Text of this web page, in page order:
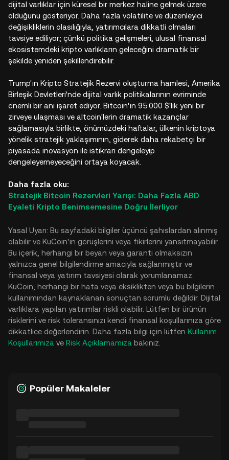
dijital varlıklar için küresel bir merkez haline gelmek üzere
olduğunu gösteriyor. Daha fazla volatilite ve düzenleyici
değişikliklerin olasılığıyla, yatırımcılara dikkatli olmaları
tavsiye ediliyor; çünkü politika gelişmeleri, ulusal finansal
ekosistemdeki kripto varlıkların geleceğini dramatik bir
şekilde yeniden şekillendirebilir.
Trump'ın Kripto Stratejik Rezervi oluşturma hamlesi, Amerika
Birleşik Devletleri'nde dijital varlık politikalarının evriminde
önemli bir anı işaret ediyor. Bitcoin'in 95.000 $'lık yeni bir
zirveye ulaşması ve altcoin'lerin dramatik kazançlar
sağlamasıyla birlikte, önümüzdeki haftalar, ülkenin kriptoya
yönelik stratejik yaklaşımının, giderek daha rekabetçi bir
piyasada inovasyon ile istikrarı dengeleyip
dengeleyemeyeceğini ortaya koyacak.
Daha fazla oku:
Stratejik Bitcoin Rezervleri Yarışı: Daha Fazla ABD
Eyaleti Kripto Benimsemesine Doğru İlerliyor
Yasal Uyarı: Bu sayfadaki bilgiler üçüncü şahıslardan alınmış
olabilir ve KuCoin'in görüşlerini veya fikirlerini yansıtmayabilir.
Bu içerik, herhangi bir beyan veya garanti olmaksızın
yalnızca genel bilgilendirme amacıyla sağlanmıştır ve
finansal veya yatırım tavsiyesi olarak yorumlanamaz.
KuCoin, herhangi bir hata veya eksiklikten veya bu bilgilerin
kullanımından kaynaklanan sonuçtan sorumlu değildir. Dijital
varlıklara yapılan yatırımlar riskli olabilir. Lütfen bir ürünün
risklerini ve risk toleransınızı kendi finansal koşullarınıza göre
dikkatlice değerlendirin. Daha fazla bilgi için lütfen Kullanım
Koşullarımıza ve Risk Açıklamamıza bakınız.
Popüler Makaleler